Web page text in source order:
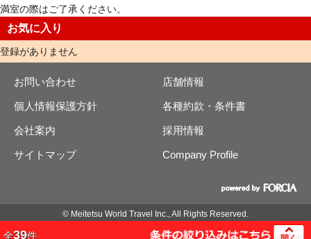
満室の際はご了承ください。
お気に入り
登録がありません
お問い合わせ 店舗情報
個人情報保護方針 各種約款・条件書
会社案内 採用情報
サイトマップ Company Profile
© Meitetsu World Travel Inc., All Rights Reserved.
全39件